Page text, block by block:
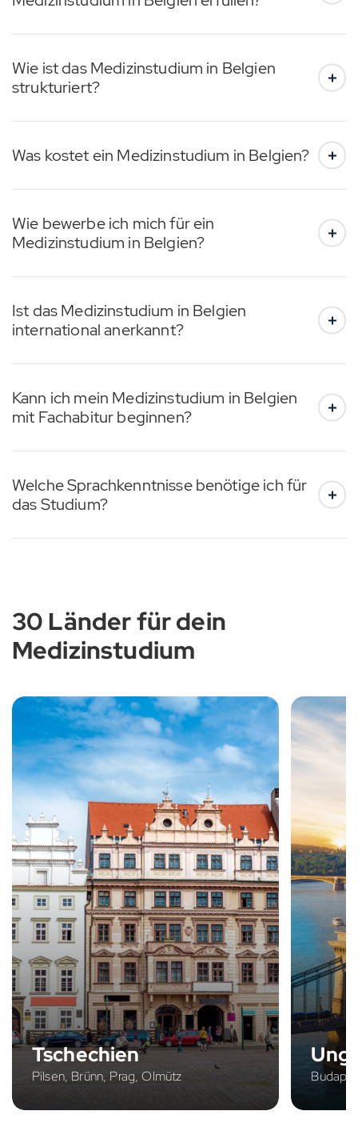
Wie ist das Medizinstudium in Belgien
strukturiert?
Was kostet ein Medizinstudium in Belgien?
Wie bewerbe ich mich für ein
Medizinstudium in Belgien?
Ist das Medizinstudium in Belgien
international anerkannt?
Kann ich mein Medizinstudium in Belgien
mit Fachabitur beginnen?
Welche Sprachkenntnisse benötige ich für
das Studium?
30 Länder für dein
Medizinstudium
Tschechien
Pilsen, Brünn, Prag, Olmütz